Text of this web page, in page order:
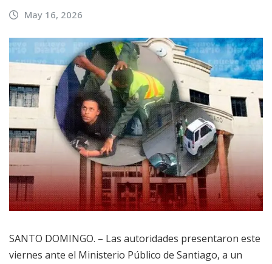
May 16, 2026
SANTO DOMINGO. – Las autoridades presentaron este
viernes ante el Ministerio Público de Santiago, a un